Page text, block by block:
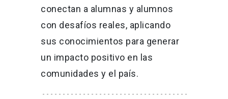
conectan a alumnas y alumnos
con desafíos reales, aplicando
sus conocimientos para generar
un impacto positivo en las
comunidades y el país.